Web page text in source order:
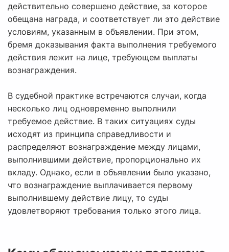
действительно совершено действие, за которое
обещана награда, и соответствует ли это действие
условиям, указанным в объявлении. При этом,
бремя доказывания факта выполнения требуемого
действия лежит на лице, требующем выплаты
вознаграждения.
В судебной практике встречаются случаи, когда
несколько лиц одновременно выполнили
требуемое действие. В таких ситуациях суды
исходят из принципа справедливости и
распределяют вознаграждение между лицами,
выполнившими действие, пропорционально их
вкладу. Однако, если в объявлении было указано,
что вознаграждение выплачивается первому
выполнившему действие лицу, то суды
удовлетворяют требования только этого лица.